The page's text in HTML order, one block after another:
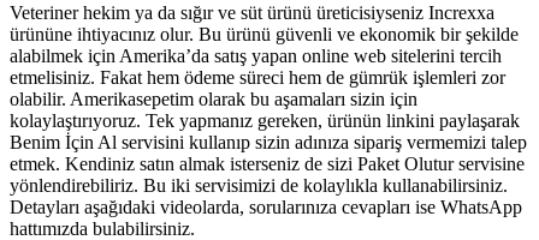
Veteriner hekim ya da sığır ve süt ürünü üreticisiyseniz Increxxa
ürününe ihtiyacınız olur. Bu ürünü güvenli ve ekonomik bir şekilde
alabilmek için Amerika’da satış yapan online web sitelerini tercih
etmelisiniz. Fakat hem ödeme süreci hem de gümrük işlemleri zor
olabilir. Amerikasepetim olarak bu aşamaları sizin için
kolaylaştırıyoruz. Tek yapmanız gereken, ürünün linkini paylaşarak
Benim İçin Al servisini kullanıp sizin adınıza sipariş vermemizi talep
etmek. Kendiniz satın almak isterseniz de sizi Paket Olutur servisine
yönlendirebiliriz. Bu iki servisimizi de kolaylıkla kullanabilirsiniz.
Detayları aşağıdaki videolarda, sorularınıza cevapları ise WhatsApp
hattımızda bulabilirsiniz.